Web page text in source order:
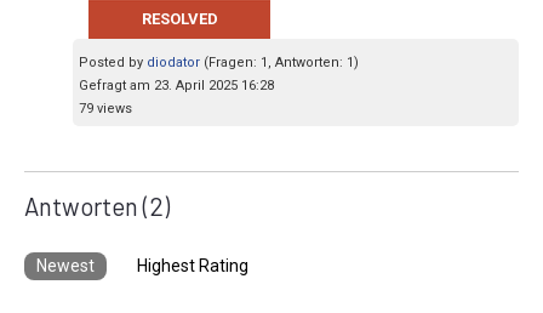
RESOLVED
Posted by diodator (Fragen: 1, Antworten: 1)
Gefragt am 23. April 2025 16:28
79 views
Antworten(2)
Newest Highest Rating